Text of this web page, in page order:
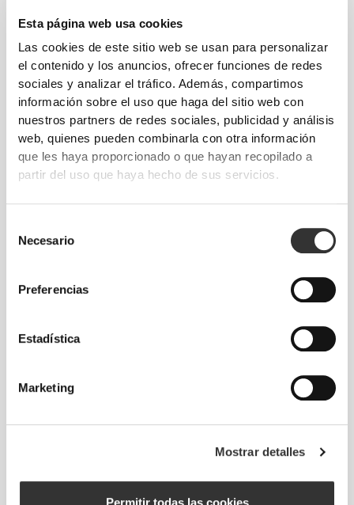
Esta página web usa cookies
Las cookies de este sitio web se usan para personalizar
el contenido y los anuncios, ofrecer funciones de redes
sociales y analizar el tráfico. Además, compartimos
información sobre el uso que haga del sitio web con
nuestros partners de redes sociales, publicidad y análisis
web, quienes pueden combinarla con otra información
que les haya proporcionado o que hayan recopilado a
partir del uso que haya hecho de sus servicios.
Necesario
Preferencias
Estadística
Marketing
Mostrar detalles
Permitir todas las cookies
Opiniones generales